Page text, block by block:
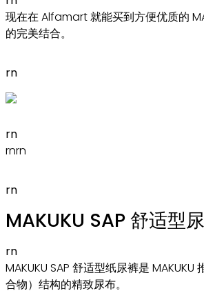
现在在 Alfamart 就能买到方便优质的
的完美结合。
rn
rn
rnrn
rn
MAKUKU SAP 舒适型
rn
MAKUKU SAP 舒适型纸尿裤是
合物）结构的精致尿布。